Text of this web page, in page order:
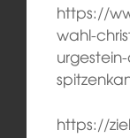
https://
wahl-
https://